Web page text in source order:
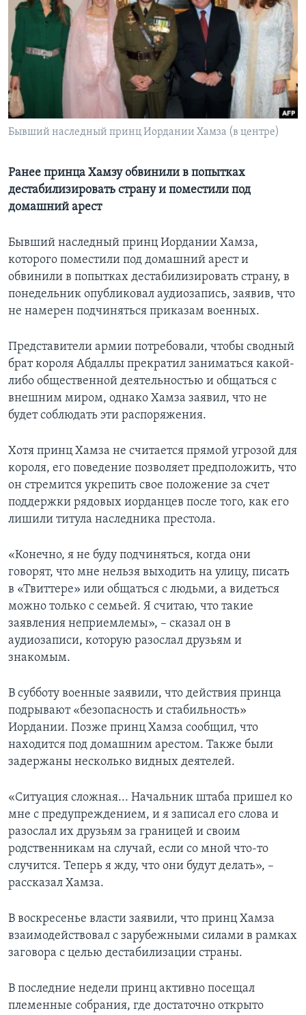
Learning English
СОЦИАЛЬНЫЕ СЕТИ
Языки
Бывший наследный принц Иордании Хамза (в центре)
Ранее принца Хамзу обвинили в попытках
дестабилизировать страну и поместили под
домашний арест
Бывший наследный принц Иордании Хамза,
которого поместили под домашний арест и
обвинили в попытках дестабилизировать страну, в
понедельник опубликовал аудиозапись, заявив, что
не намерен подчиняться приказам военных.
Представители армии потребовали, чтобы сводный
брат короля Абдаллы прекратил заниматься какой-
либо общественной деятельностью и общаться с
внешним миром, однако Хамза заявил, что не
будет соблюдать эти распоряжения.
Хотя принц Хамза не считается прямой угрозой для
короля, его поведение позволяет предположить, что
он стремится укрепить свое положение за счет
поддержки рядовых иорданцев после того, как его
лишили титула наследника престола.
«Конечно, я не буду подчиняться, когда они
говорят, что мне нельзя выходить на улицу, писать
в «Твиттере» или общаться с людьми, а видеться
можно только с семьей. Я считаю, что такие
заявления неприемлемы», – сказал он в
аудиозаписи, которую разослал друзьям и
знакомым.
В субботу военные заявили, что действия принца
подрывают «безопасность и стабильность»
Иордании. Позже принц Хамза сообщил, что
находится под домашним арестом. Также были
задержаны несколько видных деятелей.
«Ситуация сложная... Начальник штаба пришел ко
мне с предупреждением, и я записал его слова и
разослал их друзьям за границей и своим
родственникам на случай, если со мной что-то
случится. Теперь я жду, что они будут делать», –
рассказал Хамза.
В воскресенье власти заявили, что принц Хамза
взаимодействовал с зарубежными силами в рамках
заговора с целью дестабилизации страны.
В последние недели принц активно посещал
племенные собрания, где достаточно открыто